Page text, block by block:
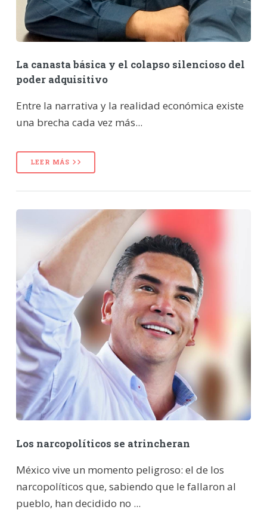
La canasta básica y el colapso silencioso del
poder adquisitivo
Entre la narrativa y la realidad económica existe
una brecha cada vez más...
LEER MÁS
Los narcopolíticos se atrincheran
México vive un momento peligroso: el de los
narcopolíticos que, sabiendo que le fallaron al
pueblo, han decidido no ...